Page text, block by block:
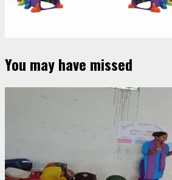
You may have missed